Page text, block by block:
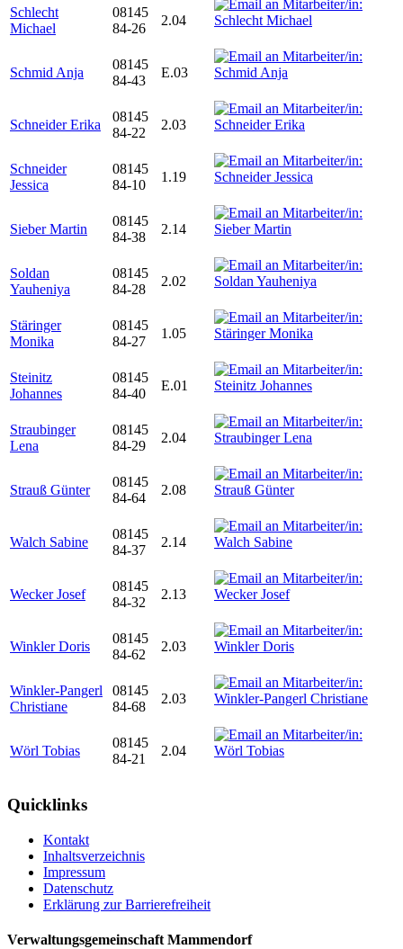
Schlecht
Michael
08145
84-26
2.04
Schmid Anja
08145
84-43
E.03
Schneider Erika
08145
84-22
2.03
Schneider
Jessica
08145
84-10
1.19
Sieber Martin
08145
84-38
2.14
Soldan
Yauheniya
08145
84-28
2.02
Stäringer
Monika
08145
84-27
1.05
Steinitz
Johannes
08145
84-40
E.01
Straubinger
Lena
08145
84-29
2.04
Strauß Günter
08145
84-64
2.08
Walch Sabine
08145
84-37
2.14
Wecker Josef
08145
84-32
2.13
Winkler Doris
08145
84-62
2.03
Winkler-Pangerl
Christiane
08145
84-68
2.03
Wörl Tobias
08145
84-21
2.04
Quicklinks
Kontakt
Inhaltsverzeichnis
Impressum
Datenschutz
Erklärung zur Barrierefreiheit
Verwaltungsgemeinschaft Mammendorf